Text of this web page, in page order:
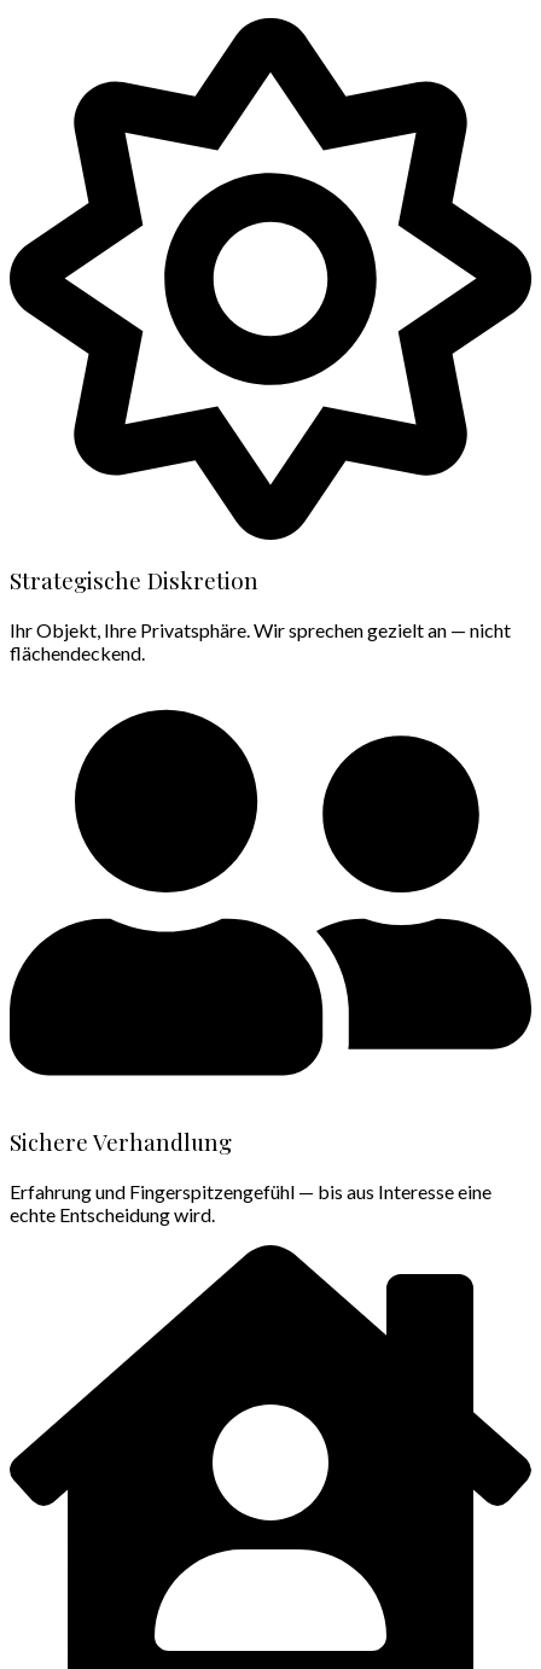
Strategische Diskretion
Ihr Objekt, Ihre Privatsphäre. Wir sprechen gezielt an — nicht
flächendeckend.
Sichere Verhandlung
Erfahrung und Fingerspitzengefühl — bis aus Interesse eine
echte Entscheidung wird.